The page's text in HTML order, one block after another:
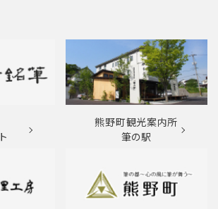
熊野町観光案内所
筆の駅